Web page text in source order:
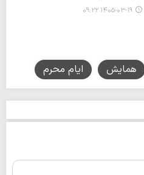
۱۴۰۵-۰۳-۱۹ ۰۹:۲۲
همایش ایام محرم